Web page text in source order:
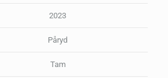
2023
Påryd
Tam